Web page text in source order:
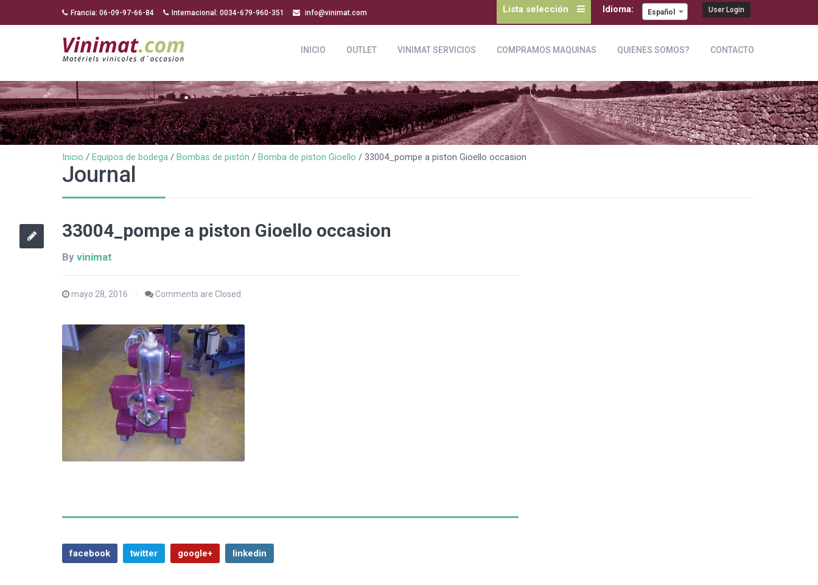
Francia: 06-09-97-66-84 Internacional: 0034-679-960-351 info@vinimat.com Lista selección Idioma: Español User Login
INICIO OUTLET VINIMAT SERVICIOS COMPRAMOS MAQUINAS QUIENES SOMOS? CONTACTO
F
Inicio / Equipos de bodega / Bombas de pistón / Bomba de piston Gioello / 33004_pompe a piston Gioello occasion
Journal
33004_pompe a piston Gioello occasion
By vinimat
mayo 28, 2016 Comments are Closed
facebook twitter google+ linkedin